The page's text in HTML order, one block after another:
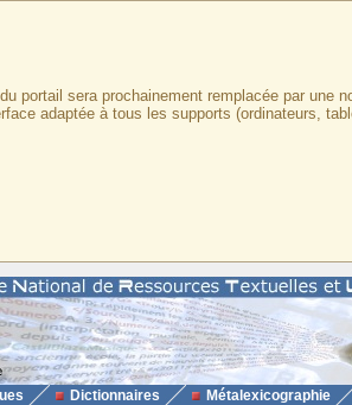
portail sera prochainement remplacée par une
adaptée à tous les supports (ordinateurs,
Dictionnaires Métalexicographie